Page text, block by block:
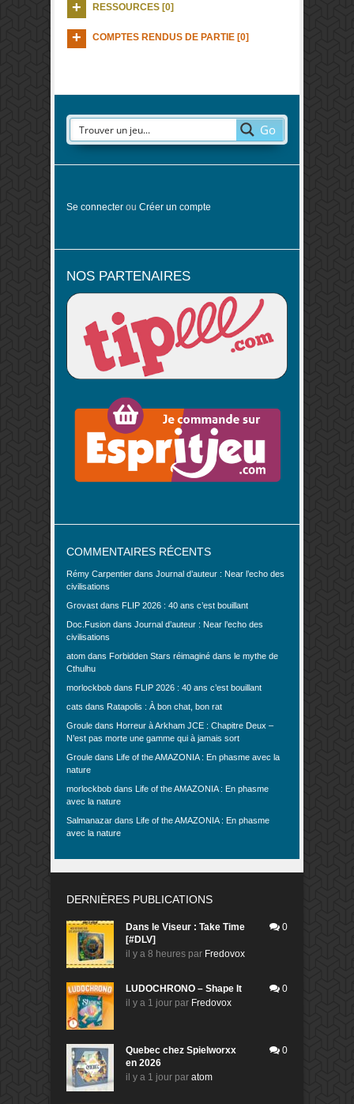
RESSOURCES [0]
COMPTES RENDUS DE PARTIE [0]
Go
Se connecter ou Créer un compte
NOS PARTENAIRES
COMMENTAIRES RÉCENTS
Rémy Carpentier dans Journal d’auteur : Near l’echo des
civilisations
Grovast dans FLIP 2026 : 40 ans c’est bouillant
Doc.Fusion dans Journal d’auteur : Near l’echo des
civilisations
atom dans Forbidden Stars réimaginé dans le mythe de
Cthulhu
morlockbob dans FLIP 2026 : 40 ans c’est bouillant
cats dans Ratapolis : À bon chat, bon rat
Groule dans Horreur à Arkham JCE : Chapitre Deux –
N’est pas morte une gamme qui à jamais sort
Groule dans Life of the AMAZONIA : En phasme avec la
nature
morlockbob dans Life of the AMAZONIA : En phasme
avec la nature
Salmanazar dans Life of the AMAZONIA : En phasme
avec la nature
DERNIÈRES PUBLICATIONS
Dans le Viseur : Take Time
[#DLV]
il y a 8 heures par Fredovox
0
LUDOCHRONO – Shape It
il y a 1 jour par Fredovox
0
Quebec chez Spielworxx
en 2026
il y a 1 jour par atom
0